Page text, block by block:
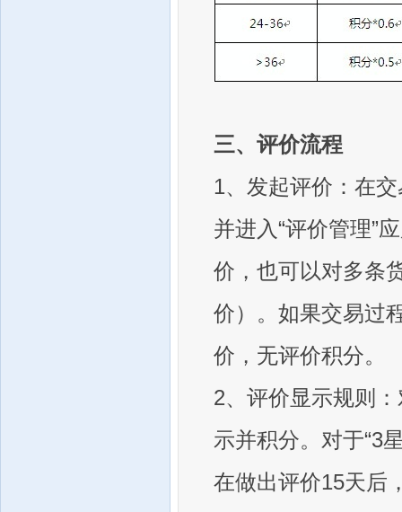
三、评价流程
1、发起评价：在
并进入“评价管理”
价，也可以对多条
价）。如果交易过
价，无评价积分。
2、评价显示规则：
示并积分。对于“3
在做出评价15天后